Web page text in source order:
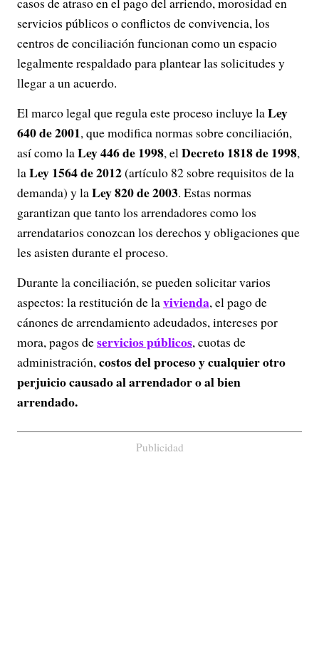
servicios públicos o conflictos de convivencia, los
centros de conciliación funcionan como un espacio
legalmente respaldado para plantear las solicitudes y
llegar a un acuerdo.
El marco legal que regula este proceso incluye laLey
640 de 2001, que modifica normas sobre conciliación,
así como laLey 446 de 1998, elDecreto 1818 de 1998,
laLey 1564 de 2012(artículo 82 sobre requisitos de la
demanda) y laLey 820 de 2003. Estas normas
garantizan que tanto los arrendadores como los
arrendatarios conozcan los derechos y obligaciones que
les asisten durante el proceso.
Durante la conciliación, se pueden solicitar varios
aspectos: la restitución de lavivienda, el pago de
cánones de arrendamiento adeudados, intereses por
mora, pagos deservicios públicos, cuotas de
administración,costos del proceso y cualquier otro
perjuicio causado al arrendador o al bien
arrendado.
Publicidad